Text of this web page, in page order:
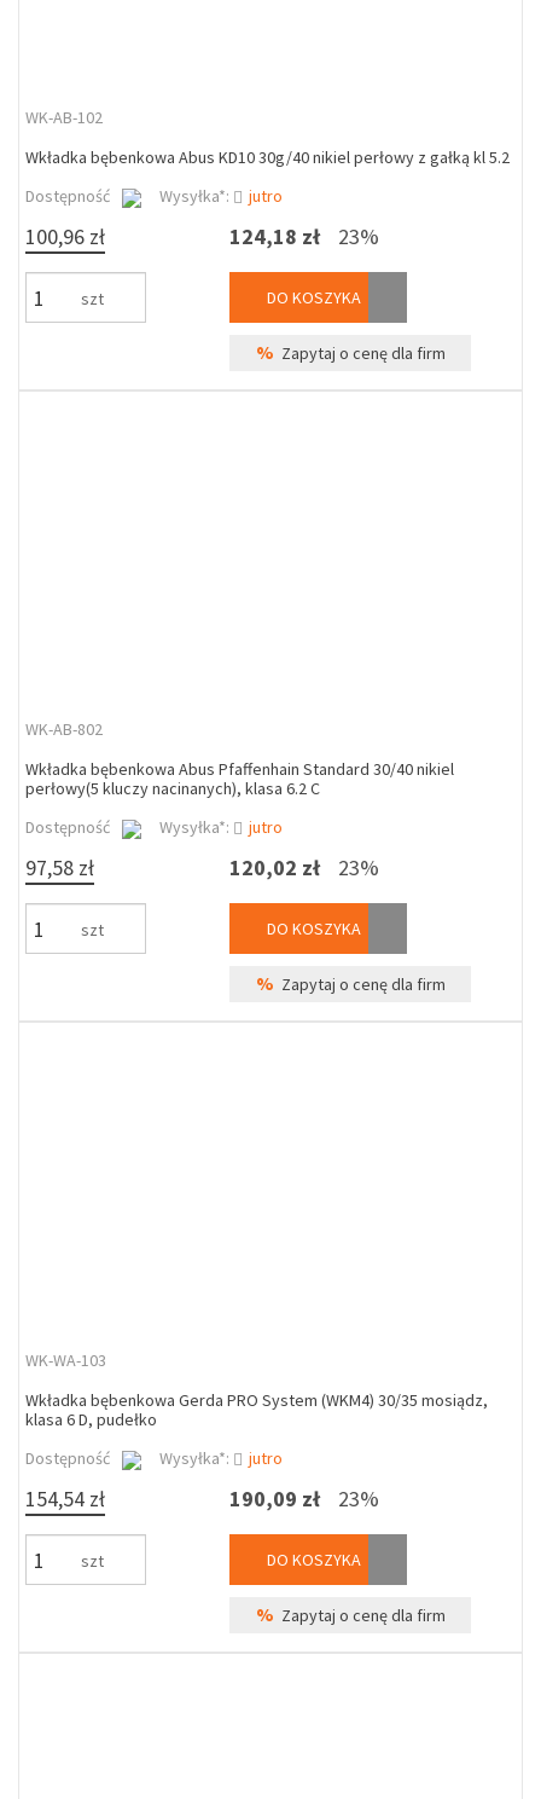
WK-AB-102
Wkładka bębenkowa Abus KD10 30g/40 nikiel perłowy z gałką kl 5.2
Dostępność
Wysyłka*: jutro
100,96 zł
szt
124,18 zł 23%
DO KOSZYKA
% Zapytaj o cenę dla firm
WK-AB-802
Wkładka bębenkowa Abus Pfaffenhain Standard 30/40 nikiel
perłowy(5 kluczy nacinanych), klasa 6.2 C
Dostępność
Wysyłka*: jutro
97,58 zł
szt
120,02 zł 23%
DO KOSZYKA
% Zapytaj o cenę dla firm
WK-WA-103
Wkładka bębenkowa Gerda PRO System (WKM4) 30/35 mosiądz,
klasa 6 D, pudełko
Dostępność
Wysyłka*: jutro
154,54 zł
szt
190,09 zł 23%
DO KOSZYKA
% Zapytaj o cenę dla firm